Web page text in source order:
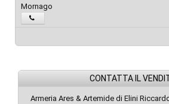
Mornago
CONTATTA IL
Armeria Ares & Artemide di Elini